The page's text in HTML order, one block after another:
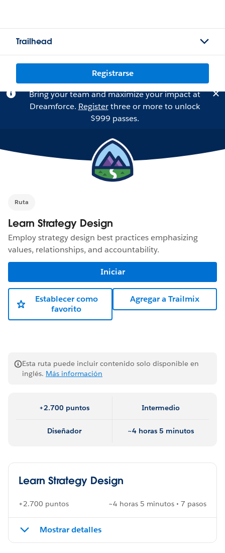
Trailhead
Registrarse
Bring your team and maximize your impact at
Dreamforce. Registerthree or more to unlock
$999 passes.
Ruta
Learn Strategy Design
Employ strategy design best practices emphasizing
values, relationships, and accountability.
Iniciar
Establecer como
favorito
Agregar a Trailmix
Esta ruta puede incluir contenido solo disponible en
inglés. Más información
+2.700 puntos Intermedio
Diseñador ~4 horas 5 minutos
Learn Strategy Design
+2.700 puntos ~4 horas 5 minutos • 7 pasos
Mostrar detalles